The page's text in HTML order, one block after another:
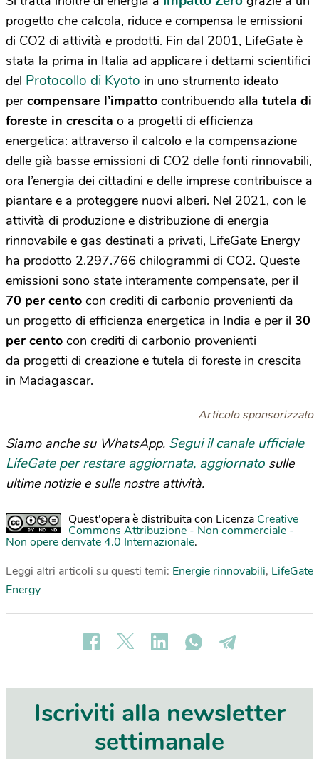
progetto che calcola, riduce e compensa le emissioni
di CO2 di attività e prodotti. Fin dal 2001, LifeGate è
stata la prima in Italia ad applicare i dettami scientifici
del Protocollo di Kyoto in uno strumento ideato
percompensare l’impatto contribuendo alla tutela di
foreste in crescita o a progetti di efficienza
energetica: attraverso il calcolo e la compensazione
delle già basse emissioni di CO2 delle fonti rinnovabili,
ora l’energia dei cittadini e delle imprese contribuisce a
piantare e a proteggere nuovi alberi. Nel 2021, con le
attività di produzione e distribuzione di energia
rinnovabile e gas destinati a privati, LifeGate Energy
ha prodotto 2.297.766 chilogrammi di CO2. Queste
emissioni sono state interamente compensate, per il
70 per cento con crediti di carbonio provenienti da
un progetto di efficienza energetica in India e per il 30
per cento con crediti di carbonio provenienti
da progetti di creazione e tutela di foreste in crescita
in Madagascar.
Articolo sponsorizzato
Siamo anche su WhatsApp. Segui il canale ufficiale
LifeGate per restare aggiornata, aggiornato sulle
ultime notizie e sulle nostre attività.
Quest'opera è distribuita con Licenza Creative
Commons Attribuzione - Non commerciale -
Non opere derivate 4.0 Internazionale.
Leggi altri articoli su questi temi: Energie rinnovabili, LifeGate
Energy
Iscriviti alla newsletter
settimanale